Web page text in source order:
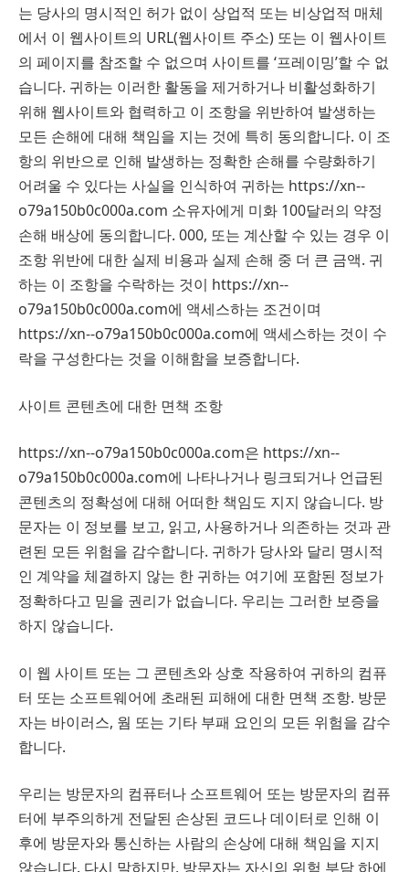
는 당사의 명시적인 허가 없이 상업적 또는 비상업적 매체
에서 이 웹사이트의 URL(웹사이트 주소) 또는 이 웹사이트
의 페이지를 참조할 수 없으며 사이트를 ‘프레이밍’할 수 없
습니다. 귀하는 이러한 활동을 제거하거나 비활성화하기
위해 웹사이트와 협력하고 이 조항을 위반하여 발생하는
모든 손해에 대해 책임을 지는 것에 특히 동의합니다. 이 조
항의 위반으로 인해 발생하는 정확한 손해를 수량화하기
어려울 수 있다는 사실을 인식하여 귀하는 https://xn--
o79a150b0c000a.com 소유자에게 미화 100달러의 약정
손해 배상에 동의합니다. 000, 또는 계산할 수 있는 경우 이
조항 위반에 대한 실제 비용과 실제 손해 중 더 큰 금액. 귀
하는 이 조항을 수락하는 것이 https://xn--
o79a150b0c000a.com에 액세스하는 조건이며
https://xn--o79a150b0c000a.com에 액세스하는 것이 수
락을 구성한다는 것을 이해함을 보증합니다.
사이트 콘텐츠에 대한 면책 ​​조항
https://xn--o79a150b0c000a.com은 https://xn--
o79a150b0c000a.com에 나타나거나 링크되거나 언급된
콘텐츠의 정확성에 대해 어떠한 책임도 지지 않습니다. 방
문자는 이 정보를 보고, 읽고, 사용하거나 의존하는 것과 관
련된 모든 위험을 감수합니다. 귀하가 당사와 달리 명시적
인 계약을 체결하지 않는 한 귀하는 여기에 포함된 정보가
정확하다고 믿을 권리가 없습니다. 우리는 그러한 보증을
하지 않습니다.
이 웹 사이트 또는 그 콘텐츠와 상호 작용하여 귀하의 컴퓨
터 또는 소프트웨어에 초래된 피해에 대한 면책 ​​조항. 방문
자는 바이러스, 웜 또는 기타 부패 요인의 모든 위험을 감수
합니다.
우리는 방문자의 컴퓨터나 소프트웨어 또는 방문자의 컴퓨
터에 부주의하게 전달된 손상된 코드나 데이터로 인해 이
후에 방문자와 통신하는 사람의 손상에 대해 책임을 지지
않습니다. 다시 말하지만, 방문자는 자신의 위험 부담 하에